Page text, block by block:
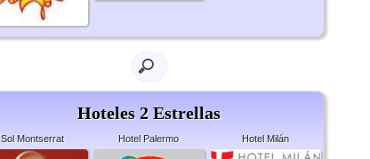
Hoteles 2 Estrellas
Sol Montserrat Hotel Palermo Hotel Milán